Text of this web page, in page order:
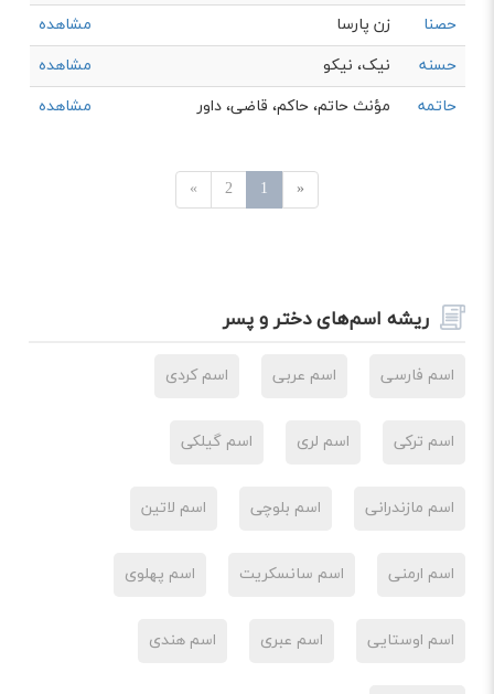
حصنا زن پارسا
مشاهده
حسنه
نیک، نیکو
مشاهده
حاتمه
مؤنث حاتم، حاکم، قاضی، داور مشاهده
«
1
2
»
ریشه اسم‌های دختر و پسر
اسم فارسی اسم عربی اسم کردی
اسم ترکی اسم لری اسم گیلکی
اسم مازندرانی اسم بلوچی اسم لاتین
اسم ارمنی اسم سانسکریت اسم پهلوی
اسم اوستایی اسم عبری اسم هندی